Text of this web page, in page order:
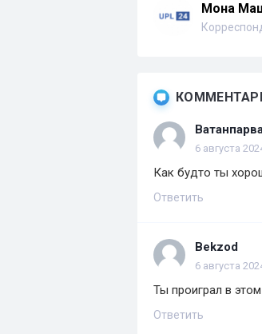
Мона
6 августа
Как будто ты
Ответить
Bekzod
6 августа
Ты проиграл в
Ответить